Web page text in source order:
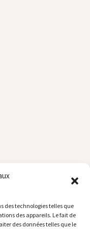
des technologies telles que
des appareils. Le fait de
des données telles que le